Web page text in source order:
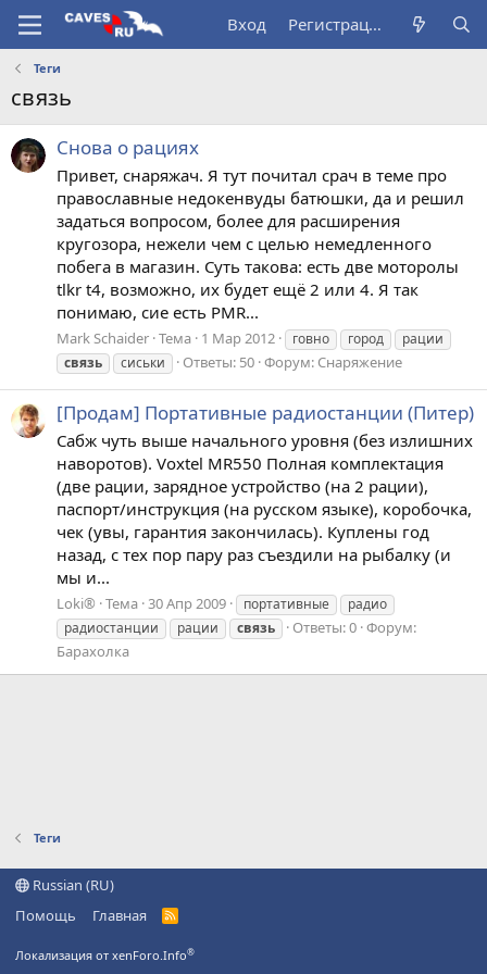
Вход Регистрация
Теги
связь
Снова о рациях
Привет, снаряжач. Я тут почитал срач в теме про
православные недокенвуды батюшки, да и решил
задаться вопросом, более для расширения
кругозора, нежели чем с целью немедленного
побега в магазин. Суть такова: есть две моторолы
tlkr t4, возможно, их будет ещё 2 или 4. Я так
понимаю, сие есть PMR...
Mark Schaider Тема 1 Мар 2012 говно город
рации
связь
сиськи Ответы: 50 Форум: Снаряжение
[Продам] Портативные радиостанции (Питер)
Сабж чуть выше начального уровня (без излишних
наворотов). Voxtel MR550 Полная комплектация
(две рации, зарядное устройство (на 2 рации),
паспорт/инструкция (на русском языке), коробочка,
чек (увы, гарантия закончилась). Куплены год
назад, с тех пор пару раз съездили на рыбалку (и
мы и...
Loki® Тема 30 Апр 2009 портативные
радио
радиостанции
рации связь Ответы: 0 Форум:
Барахолка
Теги
Russian (RU)
Помощь
Главная
R
Локализация от xenForo.Info®